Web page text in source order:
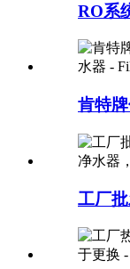
RO系
肯特
工厂